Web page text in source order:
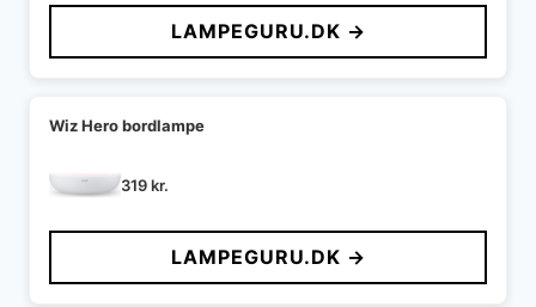
LAMPEGURU.DK →
Wiz Hero bordlampe
319kr.
LAMPEGURU.DK →